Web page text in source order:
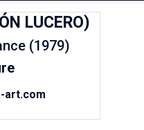
LUCERO)
(1979)
art.com